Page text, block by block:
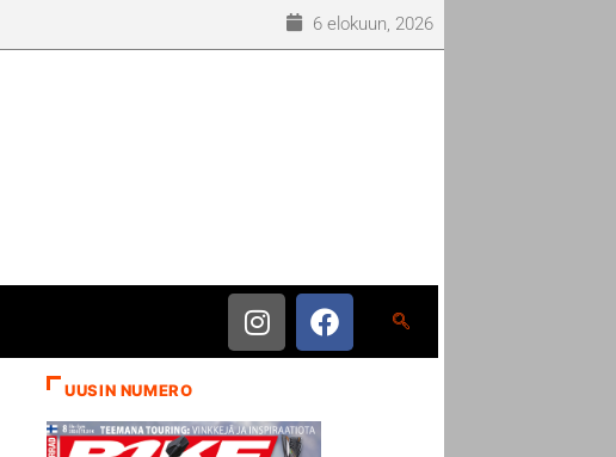
6 elokuun, 2026
UUSIN NUMERO